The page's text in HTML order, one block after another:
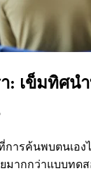
: เข็มทิศน
การค้นพบตนเอง
ยมากกว่าแบบท